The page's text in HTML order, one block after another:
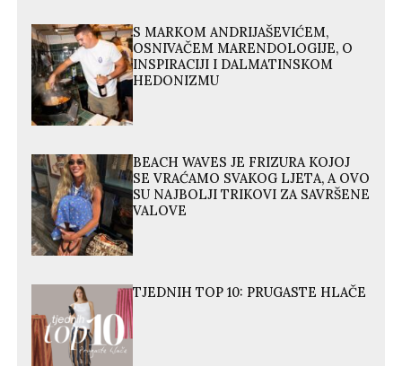
S MARKOM ANDRIJAŠEVIĆEM,
OSNIVAČEM MARENDOLOGIJE, O
INSPIRACIJI I DALMATINSKOM
HEDONIZMU
BEACH WAVES JE FRIZURA KOJOJ
SE VRAĆAMO SVAKOG LJETA, A OVO
SU NAJBOLJI TRIKOVI ZA SAVRŠENE
VALOVE
TJEDNIH TOP 10: PRUGASTE HLAČE